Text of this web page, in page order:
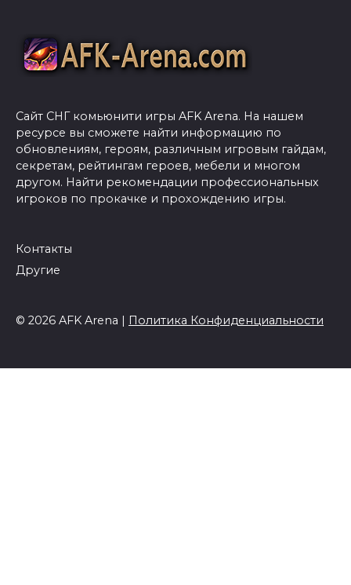
Сайт СНГ комьюнити игры AFK Arena. На нашем
ресурсе вы сможете найти информацию по
обновлениям, героям, различным игровым гайдам,
секретам, рейтингам героев, мебели и многом
другом. Найти рекомендации профессиональных
игроков по прокачке и прохождению игры.
Контакты
Другие
© 2026 AFK Arena | Политика Конфиденциальности